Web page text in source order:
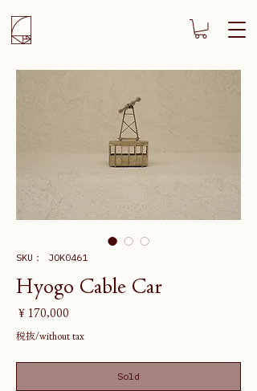
SKU： JOK0461
Hyogo Cable Car
￥170,000
税抜/without tax
Sold